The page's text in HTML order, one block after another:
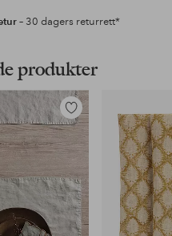
– 30 dagers returrett*
produkter
Legg
til
favoritter